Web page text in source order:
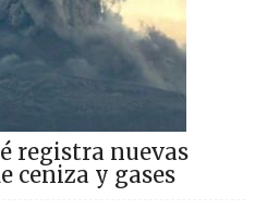
registra nuevas
ceniza y gases